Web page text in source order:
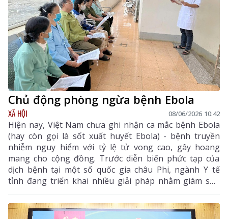
Chủ động phòng ngừa bệnh Ebola
XÃ HỘI 08/06/2026 10:42
Hiện nay, Việt Nam chưa ghi nhận ca mắc bệnh Ebola
(hay còn gọi là sốt xuất huyết Ebola) - bệnh truyền
nhiễm nguy hiểm với tỷ lệ tử vong cao, gây hoang
mang cho cộng đồng. Trước diễn biến phức tạp của
dịch bệnh tại một số quốc gia châu Phi, ngành Y tế
tỉnh đang triển khai nhiều giải pháp nhằm giám sát,
phòng ngừa và sẵn sàng ứng phó.